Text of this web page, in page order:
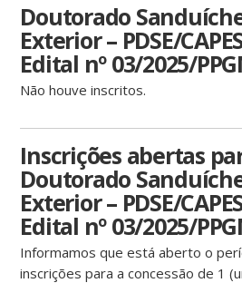
Doutorado
Exterior – PDSE/
Edital nº 03/2025/
Não houve inscritos.
Inscrições abertas
Doutorado
Exterior – PDSE/
Edital nº 03/2025/
Informamos que está aberto o
inscrições para a concessão de 1